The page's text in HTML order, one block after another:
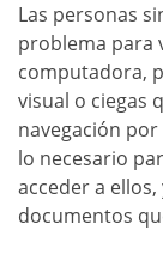
Las personas
problema para
computadora,
visual o ciegas
navegación
lo necesario
acceder a
documentos